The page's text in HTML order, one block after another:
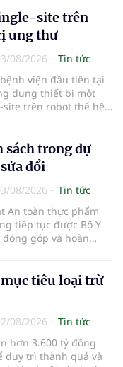
kết cao giữa thầy
nhân.
site trên
ung thư
08/2026
Tin tức
viện đầu tiên tại
dụng thiết bị một
site trên robot thế hệ
sách trong dự
đổi
08/2026
Tin tức
An toàn thực phẩm
tiếp tục được Bộ Y
góp và hoàn
ứng dụng chuyển
soát nguy cơ theo toàn
ứng và nâng cao
lý loại hình thức ăn
bếp ăn tập thể, góp
hiệu quả bảo đảm
phẩm trong giai đoạn
tiêu loại trừ
08/2026
Tin tức
hơn 3.600 tỷ đồng
duy trì thành quả và